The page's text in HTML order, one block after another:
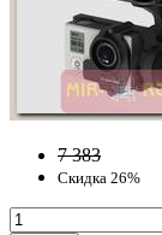
7 383
Скидка 26%